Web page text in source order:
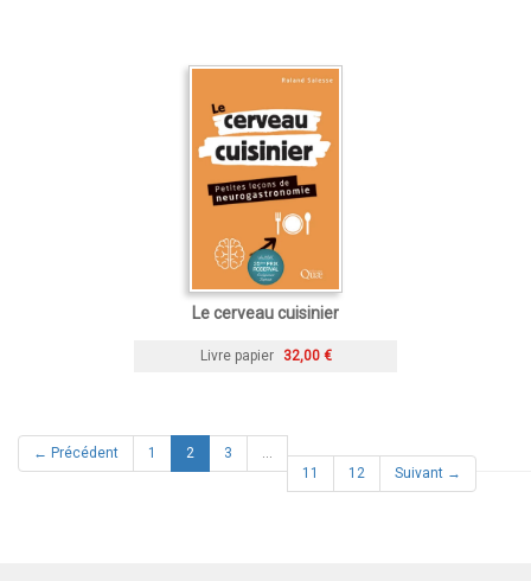
Le cerveau cuisinier
Livre papier 32,00 €
← Précédent 1 2 (current)
3
…
11
12 Suivant →